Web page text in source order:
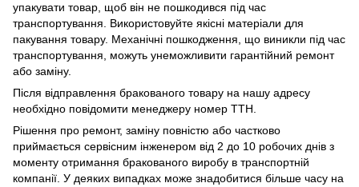
упакувати товар, щоб він не пошкодився під час
транспортування. Використовуйте якісні матеріали для
пакування товару. Механічні пошкодження, що виникли під час
транспортування, можуть унеможливити гарантійний ремонт
або заміну.
Після відправлення бракованого товару на нашу адресу
необхідно повідомити менеджеру номер ТТН.
Рішення про ремонт, заміну повністю або частково
приймається сервісним інженером від 2 до 10 робочих днів з
моменту отримання бракованого виробу в транспортній
компанії. У деяких випадках може знадобитися більше часу на